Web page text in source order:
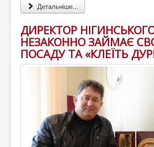
Детальніше...
ДИРЕКТОР
НЕЗАКОННО ЗАЙМАЄ
ПОСАДУ ТА «КЛЕЇТЬ